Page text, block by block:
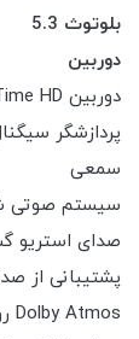
بلوتوث 5.3
دوربین
دوربین 1080p FaceTime HD
پردازشگر
سمعی
سیستم صوتی
صدای استریو
پشتیبانی از
Dolby Atmos روی بلندگوهای داخلی